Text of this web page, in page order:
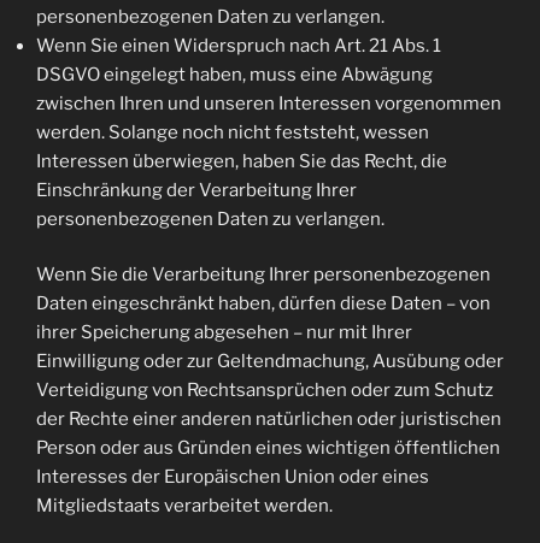
personenbezogenen Daten zu verlangen.
Wenn Sie einen Widerspruch nach Art. 21 Abs. 1
DSGVO eingelegt haben, muss eine Abwägung
zwischen Ihren und unseren Interessen vorgenommen
werden. Solange noch nicht feststeht, wessen
Interessen überwiegen, haben Sie das Recht, die
Einschränkung der Verarbeitung Ihrer
personenbezogenen Daten zu verlangen.
Wenn Sie die Verarbeitung Ihrer personenbezogenen
Daten eingeschränkt haben, dürfen diese Daten – von
ihrer Speicherung abgesehen – nur mit Ihrer
Einwilligung oder zur Geltendmachung, Ausübung oder
Verteidigung von Rechtsansprüchen oder zum Schutz
der Rechte einer anderen natürlichen oder juristischen
Person oder aus Gründen eines wichtigen öffentlichen
Interesses der Europäischen Union oder eines
Mitgliedstaats verarbeitet werden.